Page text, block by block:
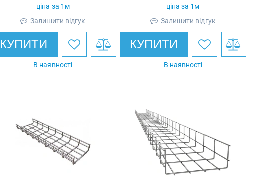
ціна за 1м
Залишити відгук
КУПИТИ
В наявності
ціна за 1м
Залишити відгук
КУПИТИ
В наявності